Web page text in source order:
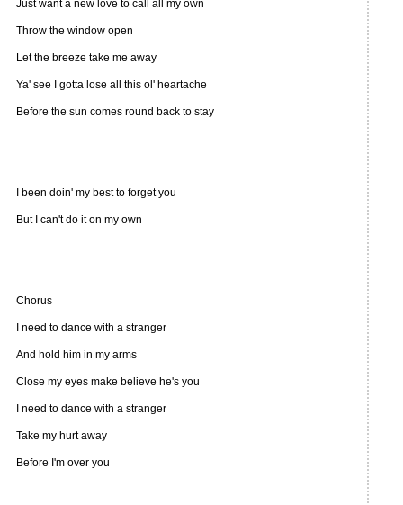
Just want a new love to call all my own
Throw the window open
Let the breeze take me away
Ya' see I gotta lose all this ol' heartache
Before the sun comes round back to stay
I been doin' my best to forget you
But I can't do it on my own
Chorus
I need to dance with a stranger
And hold him in my arms
Close my eyes make believe he's you
I need to dance with a stranger
Take my hurt away
Before I'm over you